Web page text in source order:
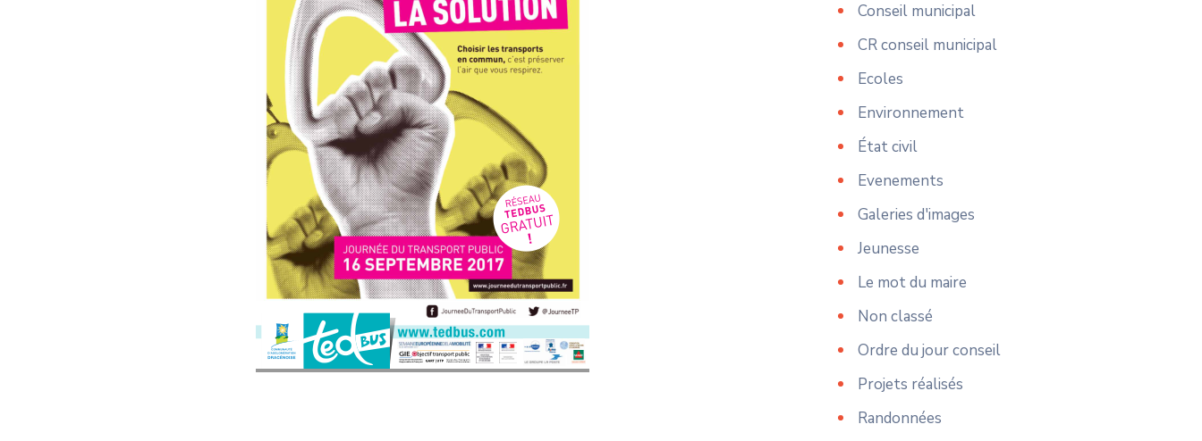
Conseil municipal
CR conseil municipal
Ecoles
Environnement
État civil
Evenements
Galeries d'images
Jeunesse
Le mot du maire
Non classé
Ordre du jour conseil
Projets réalisés
Randonnées